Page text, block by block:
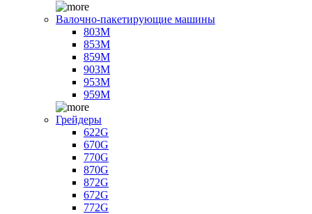
Валочно-пакетирующие машины
803M
853M
859M
903M
953M
959M
Грейдеры
622G
670G
770G
870G
872G
672G
772G